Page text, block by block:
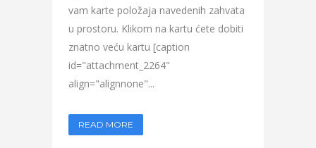
vam karte položaja navedenih zahvata
u prostoru. Klikom na kartu ćete dobiti
znatno veću kartu [caption
id="attachment_2264"
align="alignnone"...
READ MORE